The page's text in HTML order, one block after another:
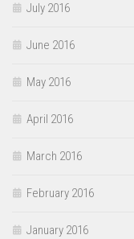
July 2016
June 2016
May 2016
April 2016
March 2016
February 2016
January 2016